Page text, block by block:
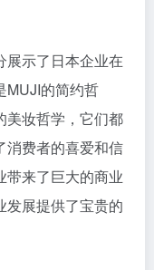
展示了日本企业在
MUJI的简约哲
美妆哲学，它们都
消费者的喜爱和信
带来了巨大的商业
发展提供了宝贵的